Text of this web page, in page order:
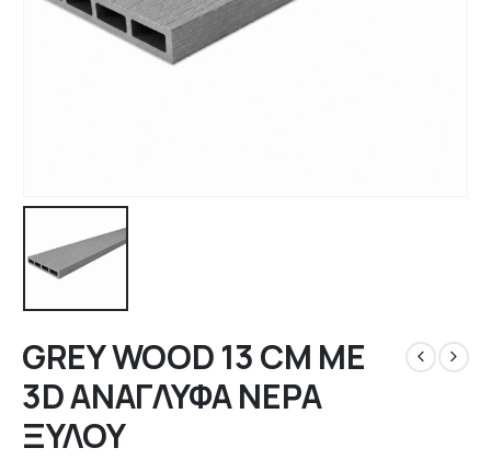
GREY WOOD 13 CM ΜΕ
3D ΑΝΑΓΛΥΦΑ ΝΕΡΑ
ΞΥΛΟΥ